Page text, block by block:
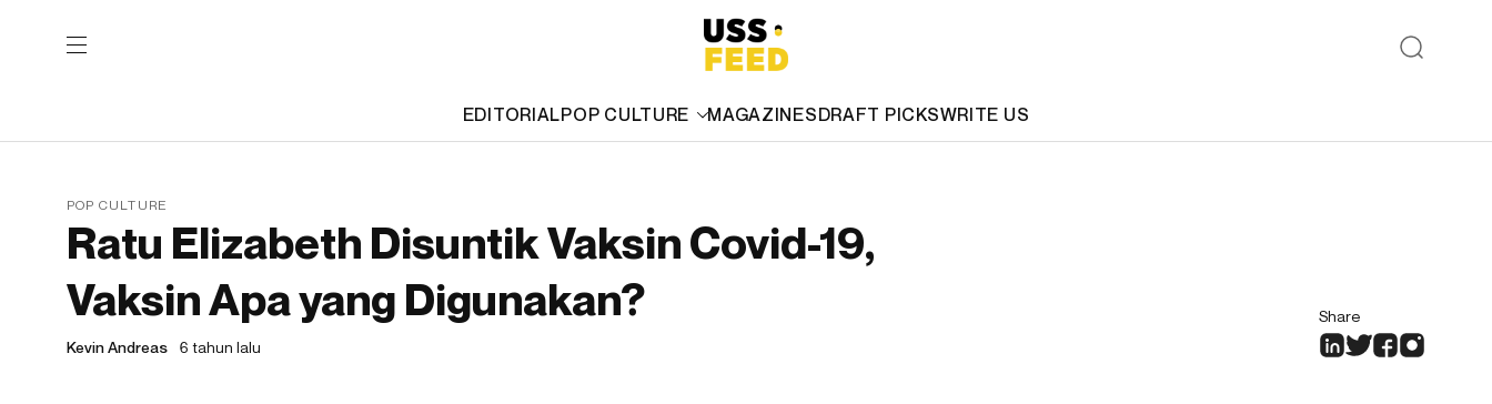
EDITORIALPOP CULTURE MAGAZINESDRAFT PICKSWRITE US
POP CULTURE
Ratu Elizabeth Disuntik Vaksin Covid-19,
Vaksin Apa yang Digunakan?
Kevin Andreas 6 tahun lalu
Share